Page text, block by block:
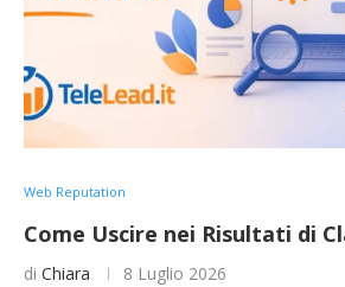
Web Reputation
Come Uscire nei Risultati di
di Chiara 8 Luglio 2026